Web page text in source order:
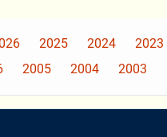
2025 2024 2023
2005 2004 2003